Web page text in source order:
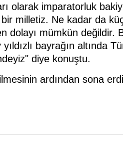
olarak imparatorluk
bir milletiz. Ne kadar da
dolayı mümkün değildir.
bayrağın altında
diye konuştu.
ardından sona